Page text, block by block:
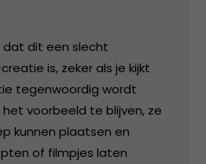
dat dit een slecht
is, zeker als je kijkt
tegenwoordig wordt
voorbeeld te blijven, ze
kunnen plaatsen en
of filmpjes laten